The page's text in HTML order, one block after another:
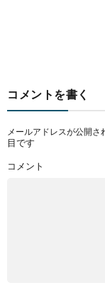
コメントを書く
メールアドレスが公開さ
目です
コメント